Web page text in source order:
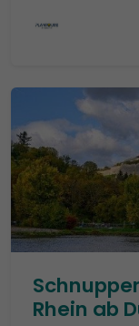
Rhein ab